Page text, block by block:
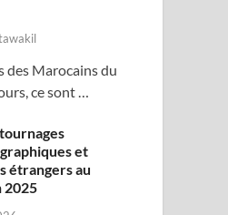
des Marocains du
ce sont …
et
étrangers au
2025